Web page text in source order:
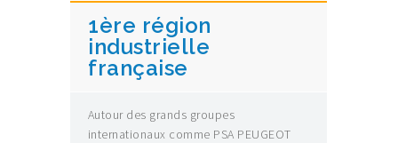
1ère région
industrielle
française
Autour des grands groupes
internationaux comme PSA PEUGEOT